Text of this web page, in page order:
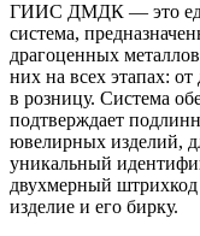
ГИИС ДМДК — это
система,
драгоценных
них на всех этапах:
в розницу. Система
подтверждает
ювелирных изделий,
уникальный
двухмерный
изделие и его бирку.